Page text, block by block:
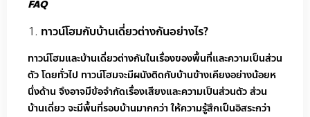
FAQ
ทาวน์โฮมกับบ้านเดี่ยวต่างกันอย่างไร?
ทาวน์โฮมและบ้านเดี่ยวต่างกันในเรื่องของพื้นที่และความเป็นส่วน
ตัว โดยทั่วไป ทาวน์โฮมจะมีผนังติดกับบ้านข้างเคียงอย่างน้อยห
นึ่งด้าน จึงอาจมีข้อจำกัดเรื่องเสียงและความเป็นส่วนตัว ส่วน
บ้านเดี่ยว จะมีพื้นที่รอบบ้านมากกว่า ให้ความรู้สึกเป็นอิสระกว่า